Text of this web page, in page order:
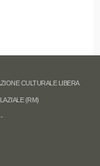
CULTURALE LIBERA
(RM)